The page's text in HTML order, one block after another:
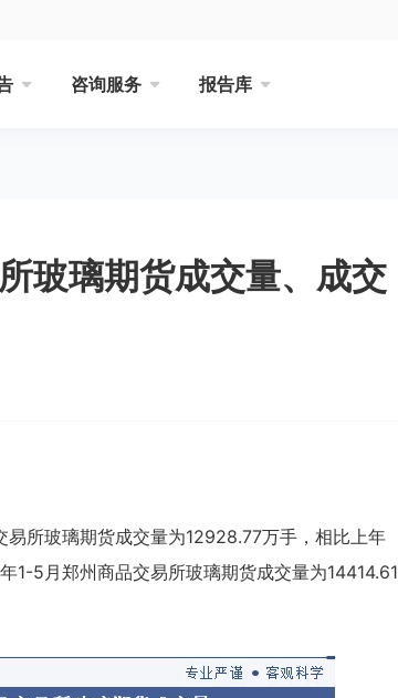
咨询服务 报告库
玻璃期货成交量、成交
所玻璃期货成交量为12928.77万手，相比上年
1-5月郑州商品交易所玻璃期货成交量为14414.61